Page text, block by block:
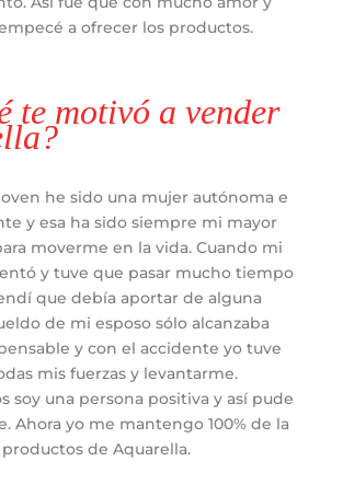
a ofrecer los productos.
te motivó a vender
he sido una mujer autónoma e
y esa ha sido siempre mi mayor
moverme en la vida. Cuando mi
y tuve que pasar mucho tiempo
que debía aportar de alguna
de mi esposo sólo alcanzaba
y con el accidente yo tuve
mis fuerzas y levantarme.
soy una persona positiva y así pude
Ahora yo me mantengo 100% de la
de Aquarella.